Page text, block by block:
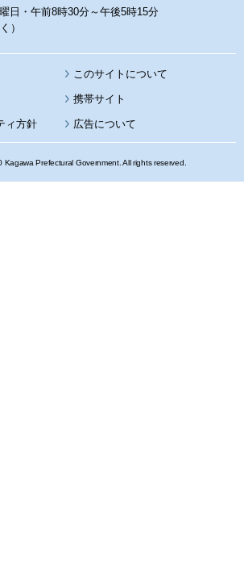
日・午前8時30分～午後5時15分
）
このサイトについて
携帯サイト
ィ方針 広告について
Prefectural Government. All rights reserved.